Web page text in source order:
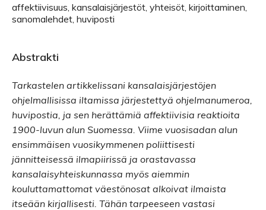
affektiivisuus, kansalaisjärjestöt, yhteisöt, kirjoittaminen,
sanomalehdet, huviposti
Abstrakti
Tarkastelen artikkelissani kansalaisjärjestöjen
ohjelmallisissa iltamissa järjestettyä ohjelmanumeroa,
huvipostia, ja sen herättämiä affektiivisia reaktioita
1900-luvun alun Suomessa. Viime vuosisadan alun
ensimmäisen vuosikymmenen poliittisesti
jännitteisessä ilmapiirissä ja orastavassa
kansalaisyhteiskunnassa myös aiemmin
kouluttamattomat väestönosat alkoivat ilmaista
itseään kirjallisesti. Tähän tarpeeseen vastasi